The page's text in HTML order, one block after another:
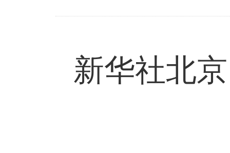
新华社北